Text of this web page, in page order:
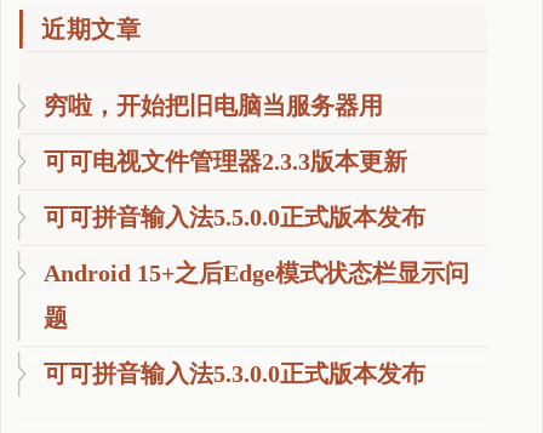
近期文章
穷啦，开始把旧电脑当服务器用
可可电视文件管理器2.3.3版本更新
可可拼音输入法5.5.0.0正式版本发布
Android 15+之后Edge模式状态栏显示问
题
可可拼音输入法5.3.0.0正式版本发布